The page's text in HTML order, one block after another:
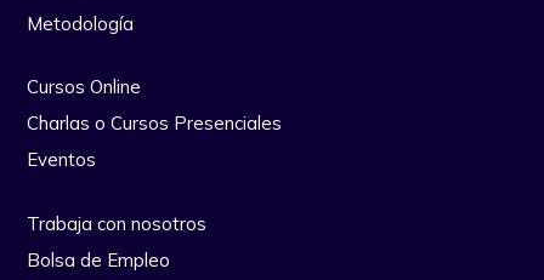
Metodología
Cursos Online
Charlas o Cursos Presenciales
Eventos
Trabaja con nosotros
Bolsa de Empleo